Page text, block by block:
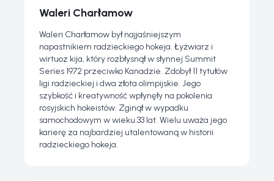
Waleri Charłamow
Waleri Charłamow był najjaśniejszym
napastnikiem radzieckiego hokeja. Łyżwiarz i
wirtuoz kija, który rozbłysnął w słynnej Summit
Series 1972 przeciwko Kanadzie. Zdobył 11 tytułów
ligi radzieckiej i dwa złota olimpijskie. Jego
szybkość i kreatywność wpłynęły na pokolenia
rosyjskich hokeistów. Zginął w wypadku
samochodowym w wieku 33 lat. Wielu uważa jego
karierę za najbardziej utalentowaną w historii
radzieckiego hokeja.